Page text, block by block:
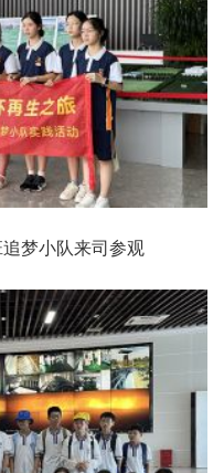
追梦小队来司参观